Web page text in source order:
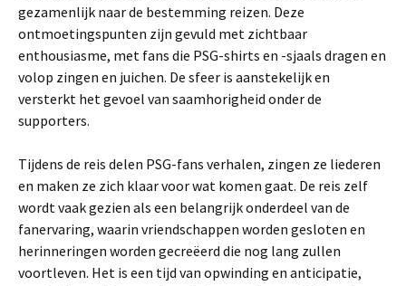
gezamenlijk naar de bestemming reizen. Deze
ontmoetingspunten zijn gevuld met zichtbaar
enthousiasme, met fans die PSG-shirts en -sjaals dragen en
volop zingen en juichen. De sfeer is aanstekelijk en
versterkt het gevoel van saamhorigheid onder de
supporters.
Tijdens de reis delen PSG-fans verhalen, zingen ze liederen
en maken ze zich klaar voor wat komen gaat. De reis zelf
wordt vaak gezien als een belangrijk onderdeel van de
fanervaring, waarin vriendschappen worden gesloten en
herinneringen worden gecreëerd die nog lang zullen
voortleven. Het is een tijd van opwinding en anticipatie,